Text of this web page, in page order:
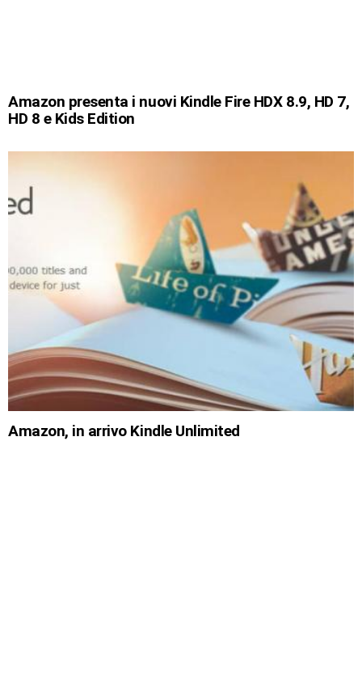
Amazon presenta i nuovi Kindle Fire HDX 8.9, HD 7,
HD 8 e Kids Edition
Amazon, in arrivo Kindle Unlimited